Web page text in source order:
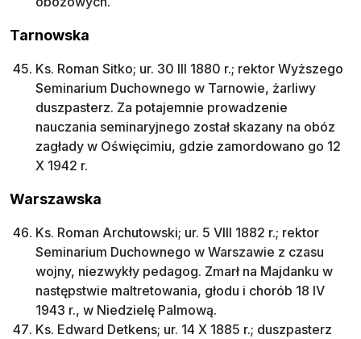
Tarnowska
Ks. Roman Sitko; ur. 30 III 1880 r.; rektor Wyższego
Seminarium Duchownego w Tarnowie, żarliwy
duszpasterz. Za potajemnie prowadzenie
nauczania seminaryjnego został skazany na obóz
zagłady w Oświęcimiu, gdzie zamordowano go 12
X 1942 r.
Warszawska
Ks. Roman Archutowski; ur. 5 VIII 1882 r.; rektor
Seminarium Duchownego w Warszawie z czasu
wojny, niezwykły pedagog. Zmarł na Majdanku w
następstwie maltretowania, głodu i chorób 18 IV
1943 r., w Niedzielę Palmową.
Ks. Edward Detkens; ur. 14 X 1885 r.; duszpasterz